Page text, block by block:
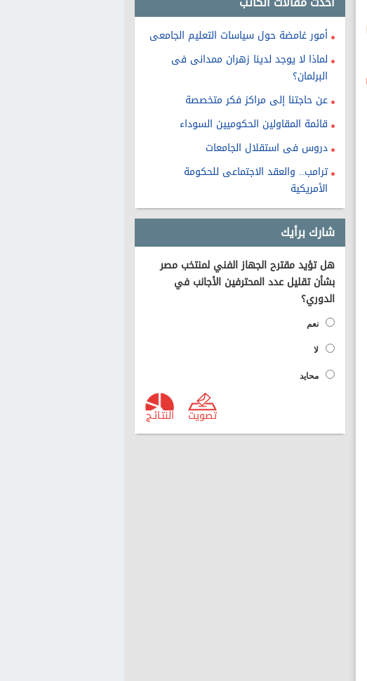
أمور غامضة حول سياسات التعليم الجامعى
لماذا لا يوجد لدينا زهران ممدانى فى
البرلمان؟
قائمة المقاولين الحكوميين السوداء
دروس فى استقلال الجامعات
ترامب.. والعقد الاجتماعى للحكومة
الأمريكية
شارك برأيك
هل تؤيد مقترح الجهاز الفني لمنتخب مصر
بشأن تقليل عدد المحترفين الأجانب في
الدوري؟
نعم
لا
محايد
النتـائـج تصويت